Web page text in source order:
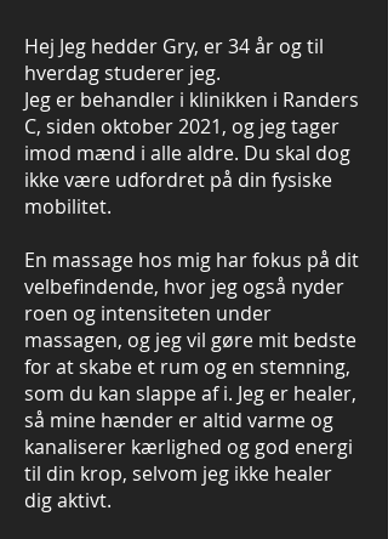
Hej Jeg hedder Gry, er 34 år og til
hverdag studerer jeg.
Jeg er behandler i klinikken i Randers
C, siden oktober 2021, og jeg tager
imod mænd i alle aldre. Du skal dog
ikke være udfordret på din fysiske
mobilitet.
En massage hos mig har fokus på dit
velbefindende, hvor jeg også nyder
roen og intensiteten under
massagen, og jeg vil gøre mit bedste
for at skabe et rum og en stemning,
som du kan slappe af i. Jeg er healer,
så mine hænder er altid varme og
kanaliserer kærlighed og god energi
til din krop, selvom jeg ikke healer
dig aktivt.